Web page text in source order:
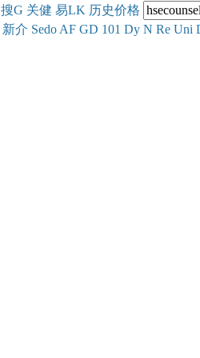
搜G 关健 易LK 历史价格
新介 Sedo AF GD 101 Dy N Re Uni